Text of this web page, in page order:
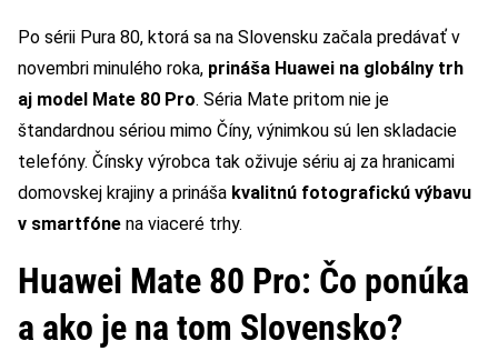
Po sérii Pura 80, ktorá sa na Slovensku začala predávať v
novembri minulého roka, prináša Huawei na globálny trh
aj model Mate 80 Pro. Séria Mate pritom nie je
štandardnou sériou mimo Číny, výnimkou sú len skladacie
telefóny. Čínsky výrobca tak oživuje sériu aj za hranicami
domovskej krajiny a prináša kvalitnú fotografickú výbavu
v smartfóne na viaceré trhy.
Huawei Mate 80 Pro: Čo ponúka
a ako je na tom Slovensko?